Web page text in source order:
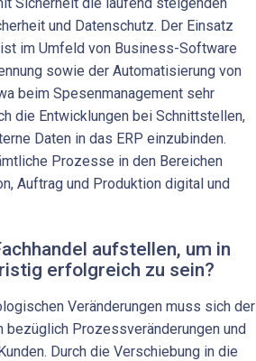
und Datenschutz. Der Einsatz
im Umfeld von Business-Software
sowie der Automatisierung von
beim Spesenmanagement sehr
die Entwicklungen bei Schnittstellen,
Daten in das ERP einzubinden.
Prozesse in den Bereichen
Auftrag und Produktion digital und
aufstellen, um in
erfolgreich zu sein?
Veränderungen muss sich der
bezüglich Prozessveränderungen und
Durch die Verschiebung in die